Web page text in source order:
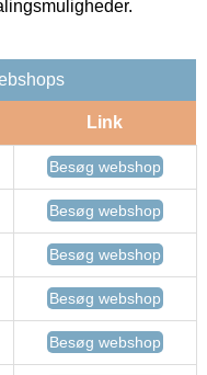
Link
Besøg webshop
Besøg webshop
Besøg webshop
Besøg webshop
Besøg webshop